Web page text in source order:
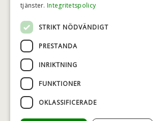
tjänster. Integritetspolicy
STRIKT NÖDVÄNDIGT
PRESTANDA
INRIKTNING
FUNKTIONER
OKLASSIFICERADE